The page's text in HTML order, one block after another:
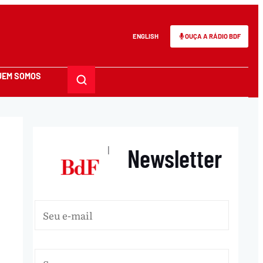
ENGLISH OUÇA A RÁDIO BDF
SOMOS
| Newsletter